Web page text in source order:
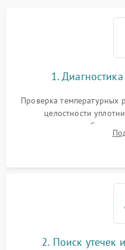
работе
1.
Проверка температурных
целостности
сопротивления обмоток
считывание кодов
2. Поиск утечек